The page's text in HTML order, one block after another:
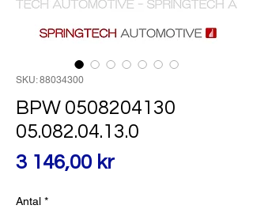
SKU: 88034300
BPW 0508204130
05.082.04.13.0
3 146,00 krPris
Antal *